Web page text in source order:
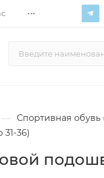
...
— Спортивная обувь
36)